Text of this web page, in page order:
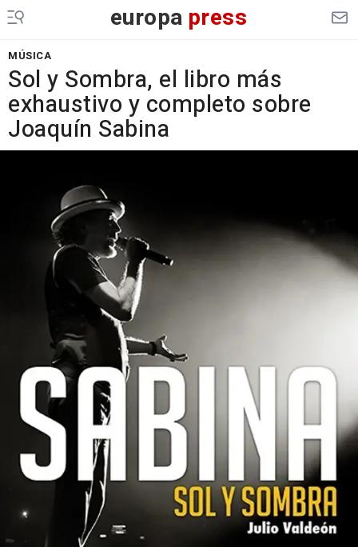
europa press
MÚSICA
Sol y Sombra, el libro más
exhaustivo y completo sobre
Joaquín Sabina